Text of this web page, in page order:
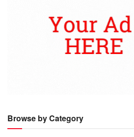
Browse by Category